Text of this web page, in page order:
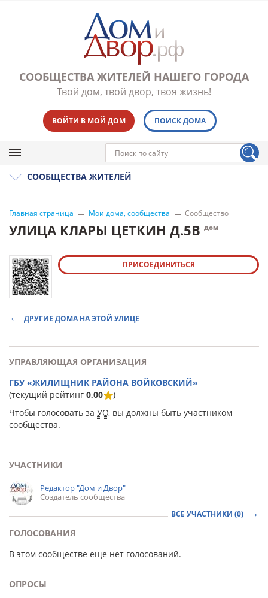
СООБЩЕСТВА ЖИТЕЛЕЙ НАШЕГО ГОРОДА
Твой дом, твой двор, твоя жизнь!
ВОЙТИ В МОЙ ДОМ ПОИСК ДОМА
СООБЩЕСТВА ЖИТЕЛЕЙ
Главная страница Мои дома, сообщества Сообщество
УЛИЦА КЛАРЫ ЦЕТКИН Д.5В дом
ПРИСОЕДИНИТЬСЯ
ДРУГИЕ ДОМА НА ЭТОЙ УЛИЦЕ
УПРАВЛЯЮЩАЯ ОРГАНИЗАЦИЯ
ГБУ «ЖИЛИЩНИК РАЙОНА ВОЙКОВСКИЙ»
(текущий рейтинг 0,00
)
Чтобы голосовать за УО, вы должны быть участником
сообщества.
УЧАСТНИКИ
Редактор "Дом и Двор"
Создатель сообщества
ВСЕ УЧАСТНИКИ (0)
ГОЛОСОВАНИЯ
В этом сообществе еще нет голосований.
ОПРОСЫ